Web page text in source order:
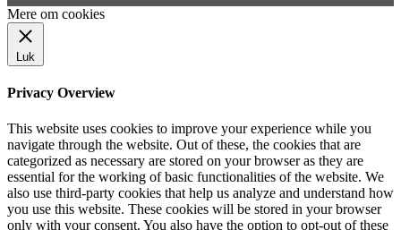
Mere om cookies
Luk
Privacy Overview
This website uses cookies to improve your experience while you
navigate through the website. Out of these, the cookies that are
categorized as necessary are stored on your browser as they are
essential for the working of basic functionalities of the website. We
also use third-party cookies that help us analyze and understand how
you use this website. These cookies will be stored in your browser
only with your consent. You also have the option to opt-out of these